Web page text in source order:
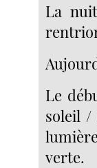
La
Le
soleil /
verte.